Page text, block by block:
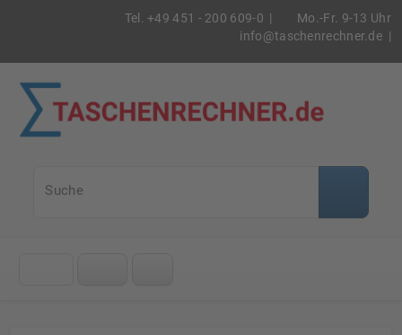
Mo.-Fr. 9-13 Uhr
Tel. +49 451 - 200 609-0 |
info@taschenrechner.de |
Suche